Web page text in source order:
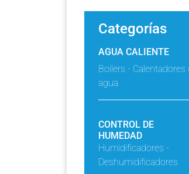
Categorías
AGUA CALIENTE
Boilers - Calentadores
agua
CONTROL DE
HUMEDAD
Humidificadores -
Deshumidificadores